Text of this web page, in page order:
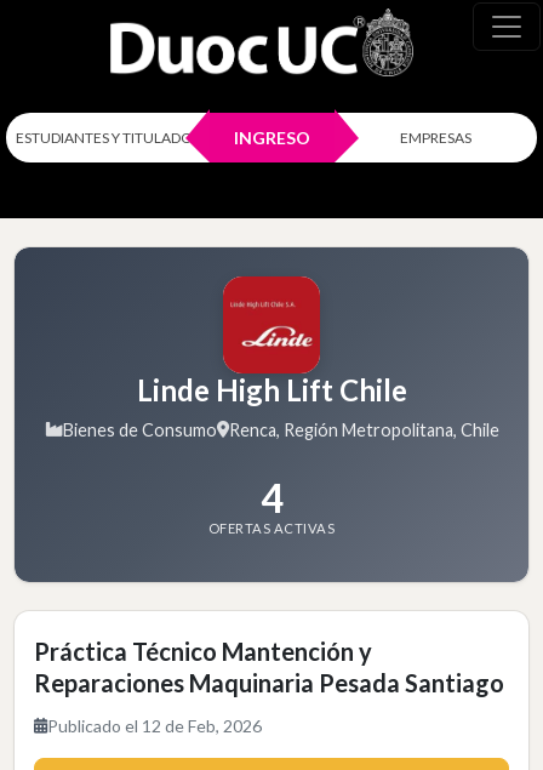
ESTUDIANTES Y TITULADOS INGRESO EMPRESAS
Linde High Lift Chile
Bienes de Consumo Renca, Región Metropolitana, Chile
4
OFERTAS ACTIVAS
Práctica Técnico Mantención y
Reparaciones Maquinaria Pesada Santiago
Publicado el 12 de Feb, 2026